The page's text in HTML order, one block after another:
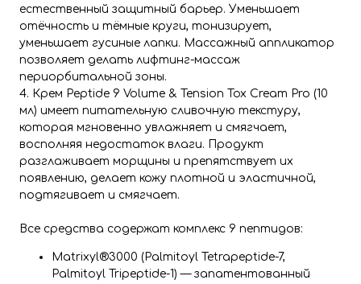
естественный защитный барьер. Уменьшает
отёчность и тёмные круги, тонизирует,
уменьшает гусиные лапки. Массажный аппликатор
позволяет делать лифтинг-массаж
периорбитальной зоны.
4. Крем Peptide 9 Volume & Tension Tox Cream Pro (10
мл) имеет питательную сливочную текстуру,
которая мгновенно увлажняет и смягчает,
восполняя недостаток влаги. Продукт
разглаживает морщины и препятствует их
появлению, делает кожу плотной и эластичной,
подтягивает и смягчает.
Все средства содержат комплекс 9 пептидов:
Matrixyl®3000 (Palmitoyl Tetrapeptide-7,
Palmitoyl Tripeptide-1) — запатентованный